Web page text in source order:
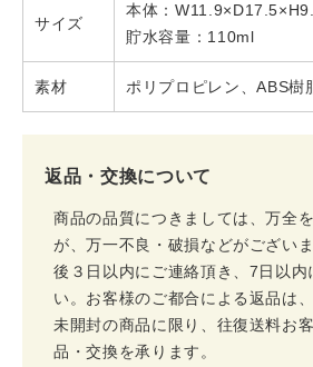
サイズ
本体：
貯水容量：110ml
素材 ポリプロピレン、ABS樹
返品・交換について
商品の品質につきましては、万全
が、万一不良・破損などがござい
後３日以内にご連絡頂き、7日以内
い。お客様のご都合による返品は
未開封の商品に限り、往復送料お
品・交換を承ります。